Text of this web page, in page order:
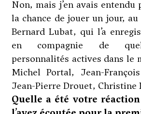
Non, mais j’en avais entendu
la chance de jouer un jour,
Bernard Lubat, qui l’a
en compagnie de
personnalités actives dans le
Michel Portal, Jean-
Jean-Pierre Drouet, Christine
Quelle a été votre